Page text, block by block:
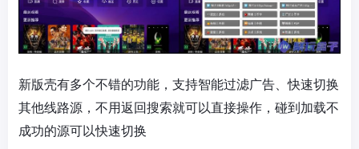
新版壳有多个不错的功能，支持智能过滤广告、快速切换
其他线路源，不用返回搜索就可以直接操作，碰到加载不
成功的源可以快速切换